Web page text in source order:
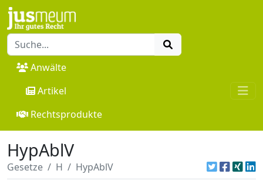
Anwälte
Artikel
Rechtsprodukte
HypAblV
Gesetze H HypAblV